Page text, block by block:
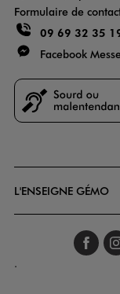
Formulaire de
09 69 32 35
Facebook
L'ENSEIGNE GÉMO
.